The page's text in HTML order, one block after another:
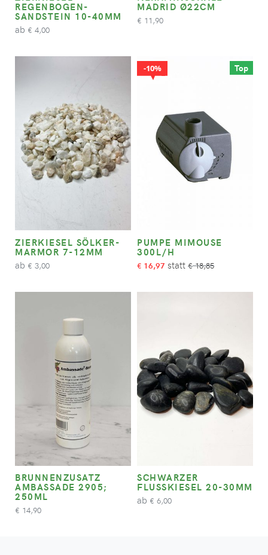
REGENBOGEN-
SANDSTEIN 10-40MM
ab € 4,00
MADRID Ø22CM
€ 11,90
ZIERKIESEL SÖLKER-
MARMOR 7-12MM
ab € 3,00
Top
10%
PUMPE MIMOUSE
300L/H
€ 16,97 €18,85
BRUNNENZUSATZ
AMBASSADE 2905;
250ML
€ 14,90
SCHWARZER
FLUSSKIESEL 20-30MM
ab € 6,00